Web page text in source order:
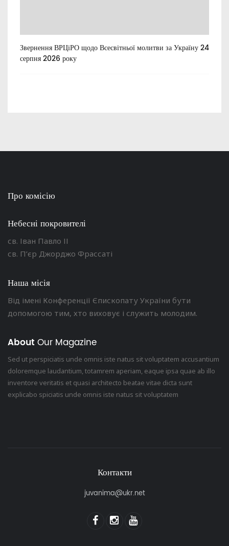
Звернення ВРЦіРО щодо Всесвітньої молитви за Україну 24
серпня 2026 року
Про комісію
Небесні покровителі
св. Іван Павло ІІ
св. П’єр Джорджо Фрассаті
Наша місія
Від імені Конференції Єпископату України бути
допомогою тим, хто виховує і служить молодим.
About Our Magazine
Sed ut perspiciatis unde omnis iste natus sit voluptatem accusantium
doloremque laudantium, totamrem aperiam, eaque ipsa quae ab illo
inventore veritatis et quasi architecto beatae vitae dicta sunt
explicabo spiciatis unde omnis iste natus sit voluptatem
Контакти
juvanima@ukr.net